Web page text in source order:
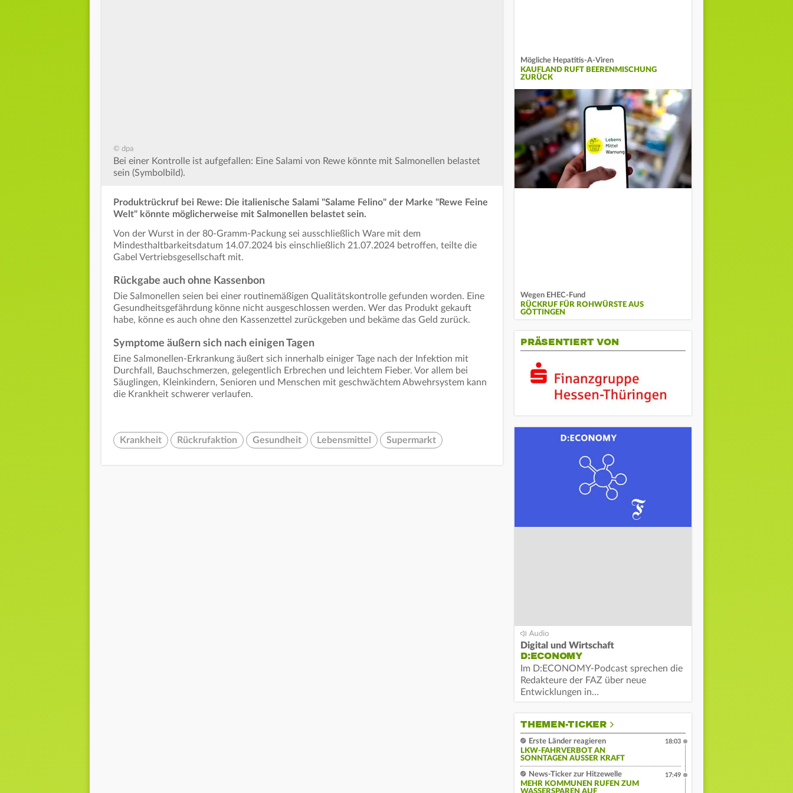
© dpa
Bei einer Kontrolle ist aufgefallen: Eine Salami von Rewe könnte mit Salmonellen belastet
sein (Symbolbild).
Produktrückruf bei Rewe: Die italienische Salami "Salame Felino" der Marke "Rewe Feine
Welt" könnte möglicherweise mit Salmonellen belastet sein.
Von der Wurst in der 80-Gramm-Packung sei ausschließlich Ware mit dem
Mindesthaltbarkeitsdatum 14.07.2024 bis einschließlich 21.07.2024 betroffen, teilte die
Gabel Vertriebsgesellschaft mit.
Rückgabe auch ohne Kassenbon
Die Salmonellen seien bei einer routinemäßigen Qualitätskontrolle gefunden worden. Eine
Gesundheitsgefährdung könne nicht ausgeschlossen werden. Wer das Produkt gekauft
habe, könne es auch ohne den Kassenzettel zurückgeben und bekäme das Geld zurück.
Symptome äußern sich nach einigen Tagen
Eine Salmonellen-Erkrankung äußert sich innerhalb einiger Tage nach der Infektion mit
Durchfall, Bauchschmerzen, gelegentlich Erbrechen und leichtem Fieber. Vor allem bei
Säuglingen, Kleinkindern, Senioren und Menschen mit geschwächtem Abwehrsystem kann
die Krankheit schwerer verlaufen.
Krankheit Rückrufaktion Gesundheit Lebensmittel Supermarkt
Mögliche Hepatitis-A-Viren
KAUFLAND RUFT BEERENMISCHUNG
ZURÜCK
Wegen EHEC-Fund
RÜCKRUF FÜR ROHWÜRSTE AUS
GÖTTINGEN
PRÄSENTIERT VON
Digital und Wirtschaft
D:ECONOMY
Im D:ECONOMY-Podcast sprechen die
Redakteure der FAZ über neue
Entwicklungen in…
THEMEN-TICKER
Erste Länder reagieren
LKW-FAHRVERBOT AN
SONNTAGEN AUSSER KRAFT
18:03
News-Ticker zur Hitzewelle
MEHR KOMMUNEN RUFEN ZUM
WASSERSPAREN AUF
17:49